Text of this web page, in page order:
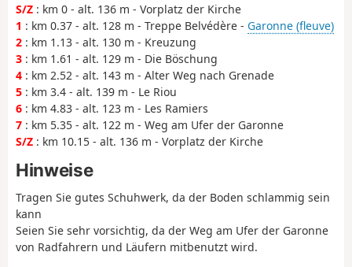
S/Z : km 0 - alt. 136 m - Vorplatz der Kirche
1 : km 0.37 - alt. 128 m - Treppe Belvédère - Garonne (fleuve)
2 : km 1.13 - alt. 130 m - Kreuzung
3 : km 1.61 - alt. 129 m - Die Böschung
4 : km 2.52 - alt. 143 m - Alter Weg nach Grenade
5 : km 3.4 - alt. 139 m - Le Riou
6 : km 4.83 - alt. 123 m - Les Ramiers
7 : km 5.35 - alt. 122 m - Weg am Ufer der Garonne
S/Z : km 10.15 - alt. 136 m - Vorplatz der Kirche
Hinweise
Tragen Sie gutes Schuhwerk, da der Boden schlammig sein
kann
Seien Sie sehr vorsichtig, da der Weg am Ufer der Garonne
von Radfahrern und Läufern mitbenutzt wird.